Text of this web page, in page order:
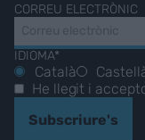
CORREU ELECTRÒNIC
IDIOMA*
Català
He llegit i
Subscriure's